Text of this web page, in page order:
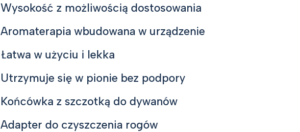
Wysokość z możliwością dostosowania
Aromaterapia wbudowana w urządzenie
Łatwa w użyciu i lekka
Utrzymuje się w pionie bez podpory
Końcówka z szczotką do dywanów
Adapter do czyszczenia rogów